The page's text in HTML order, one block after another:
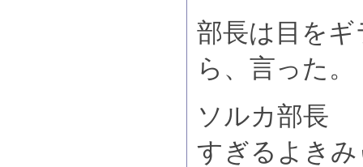
部長は目を
ら、言った。
ソルカ部長
すぎるよき